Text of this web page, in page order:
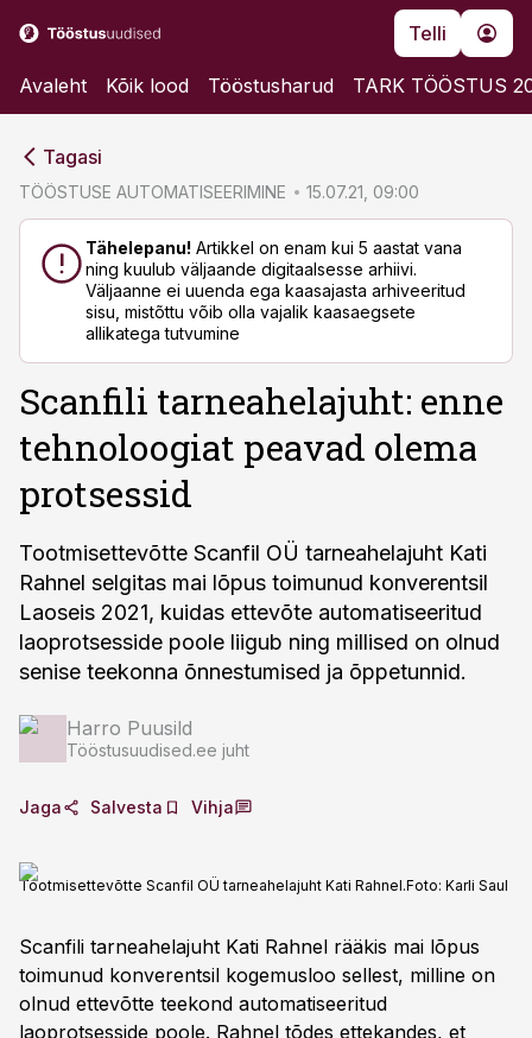
Telli
Avaleht Kõik lood Tööstusharud TARK TÖÖSTUS
Tagasi
TÖÖSTUSE AUTOMATISEERIMINE 15.07.21, 09:00
Tähelepanu! Artikkel on enam kui 5 aastat vana
ning kuulub väljaande digitaalsesse arhiivi.
Väljaanne ei uuenda ega kaasajasta arhiveeritud
sisu, mistõttu võib olla vajalik kaasaegsete
allikatega tutvumine
Scanfili tarneahelajuht: enne
tehnoloogiat peavad olema
protsessid
Tootmisettevõtte Scanfil OÜ tarneahelajuht Kati
Rahnel selgitas mai lõpus toimunud konverentsil
Laoseis 2021, kuidas ettevõte automatiseeritud
laoprotsesside poole liigub ning millised on olnud
senise teekonna õnnestumised ja õppetunnid.
Harro Puusild
Tööstusuudised.ee juht
Jaga Salvesta Vihja
Tootmisettevõtte Scanfil OÜ tarneahelajuht Kati Rahnel.Foto: Karli Saul
Scanfili tarneahelajuht Kati Rahnel rääkis mai lõpus
toimunud konverentsil kogemusloo sellest, milline on
olnud ettevõtte teekond automatiseeritud
laoprotsesside poole. Rahnel tõdes ettekandes, et